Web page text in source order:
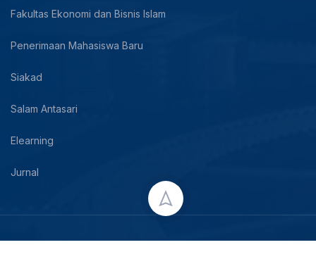
Fakultas Ekonomi dan Bisnis Islam
Penerimaan Mahasiswa Baru
Siakad
Salam Antasari
Elearning
Jurnal
Copyright © 2024 UIN Antasari Banjarmasin